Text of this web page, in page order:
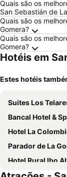
Quais são os
San Sebastián de
Quais são os
Gomera?
Quais são os
Gomera?
Hotéis em
Estes hotéis
Suites Los Telares -
Bancal Hotel &
Hotel La
Parador de La
Hotel Rural Ibo Alfaro -
Casa Rural Los